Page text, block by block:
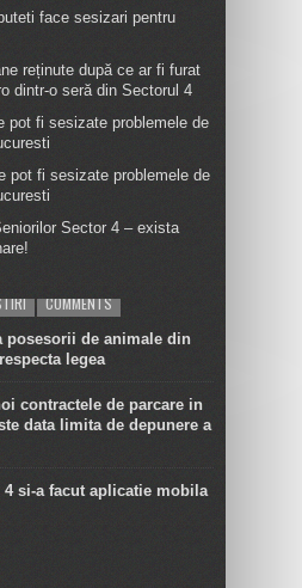
face sesizari pentru
reținute după ce ar fi furat
dintr-o seră din Sectorul 4
pot fi sesizate problemele de
pot fi sesizate problemele de
Sector 4 – exista
COMMENTS
posesorii de animale din
legea
contractele de parcare in
data limita de depunere a
si-a facut aplicatie mobila